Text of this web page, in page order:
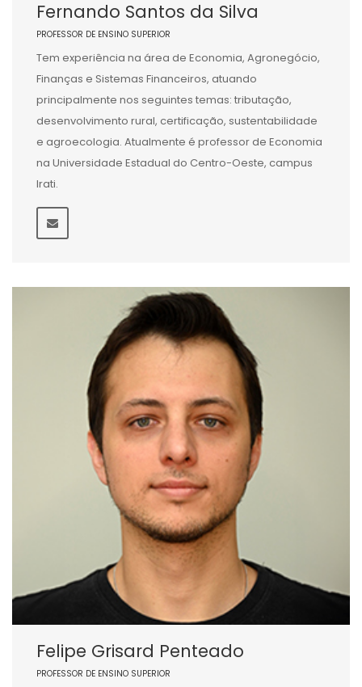
Fernando Santos da Silva
PROFESSOR DE ENSINO SUPERIOR
Tem experiência na área de Economia, Agronegócio,
Finanças e Sistemas Financeiros, atuando
principalmente nos seguintes temas: tributação,
desenvolvimento rural, certificação, sustentabilidade
e agroecologia. Atualmente é professor de Economia
na Universidade Estadual do Centro-Oeste, campus
Irati.
Felipe Grisard Penteado
PROFESSOR DE ENSINO SUPERIOR